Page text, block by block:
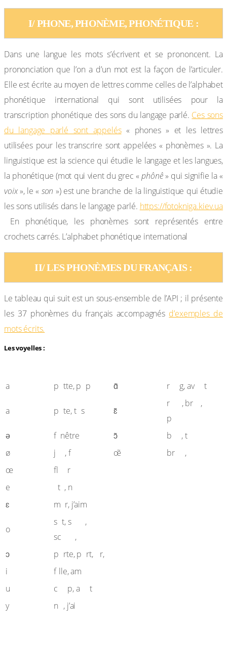
I/ PHONE, PHONÈME, PHONÉTIQUE :
Dans une langue les mots s’écrivent et se prononcent. La
prononciation que l’on a d’un mot est la façon de l’articuler.
Elle est écrite au moyen de lettres comme celles de l’alphabet
phonétique international qui sont utilisées pour la
transcription phonétique des sons du langage parlé. Ces sons
du langage parlé sont appelés« phones » et les lettres
utilisées pour les transcrire sont appelées « phonèmes ». La
linguistique est la science qui étudie le langage et les langues,
la phonétique (mot qui vient du grec «phônê» qui signifie la «
voix», le « son ») est une branche de la linguistique qui étudie
les sons utilisés dans le langage parlé. https://fotokniga.kiev.ua
En phonétique, les phonèmes sont représentés entre
crochets carrés. L’alphabet phonétique international
II/ LES PHONÈMES DU FRANÇAIS :
Le tableau qui suit est un sous-ensemble de l’API ; il présente
les 37 phonèmes du français accompagnés d’exemples de
mots écrits.
Les voyelles :
a
p atte, p p ɑ̃ ran g, avant
a p âte, ta s ɛ̃
rein , brin ,
p
ə
fe nêtre ɔ̃ b , ton
ø
j , feu œ̃ brun ,
œ
fl
r
e
ét , n
ɛ
m r, j’aim
o
sot, seau ,
sc
,
ɔ
p rte, p rt,
r,
i
fi lle, am
u
c p, août
y
n , j’ai